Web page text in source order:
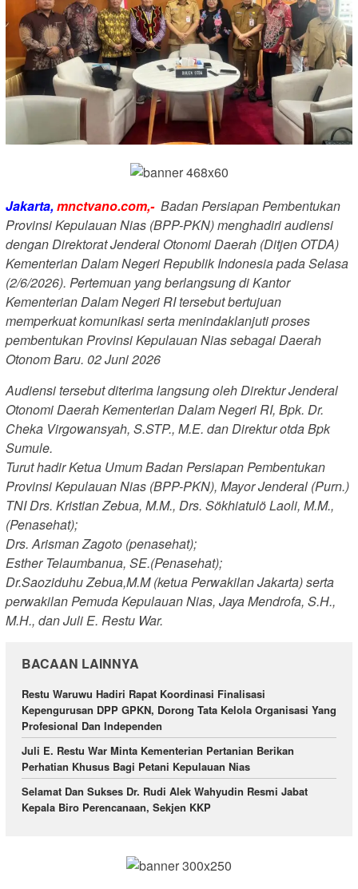
Jakarta,mnctvano.com,- Badan Persiapan Pembentukan
Provinsi Kepulauan Nias (BPP-PKN) menghadiri audiensi
dengan Direktorat Jenderal Otonomi Daerah (Ditjen OTDA)
Kementerian Dalam Negeri Republik Indonesia pada Selasa
(2/6/2026). Pertemuan yang berlangsung di Kantor
Kementerian Dalam Negeri RI tersebut bertujuan
memperkuat komunikasi serta menindaklanjuti proses
pembentukan Provinsi Kepulauan Nias sebagai Daerah
Otonom Baru. 02 Juni 2026
Audiensi tersebut diterima langsung oleh Direktur Jenderal
Otonomi Daerah Kementerian Dalam Negeri RI, Bpk. Dr.
Cheka Virgowansyah, S.STP., M.E. dan Direktur otda Bpk
Sumule.
Turut hadir Ketua Umum Badan Persiapan Pembentukan
Provinsi Kepulauan Nias (BPP-PKN), Mayor Jenderal (Purn.)
TNI Drs. Kristian Zebua, M.M., Drs. Sökhiatulö Laoli, M.M.,
(Penasehat);
Drs. Arisman Zagoto (penasehat);
Esther Telaumbanua, SE.(Penasehat);
Dr.Saoziduhu Zebua,M.M (ketua Perwakilan Jakarta) serta
perwakilan Pemuda Kepulauan Nias, Jaya Mendrofa, S.H.,
M.H., dan Juli E. Restu War.
BACAAN LAINNYA
Restu Waruwu Hadiri Rapat Koordinasi Finalisasi
Kepengurusan DPP GPKN, Dorong Tata Kelola Organisasi Yang
Profesional Dan Independen
Juli E. Restu War Minta Kementerian Pertanian Berikan
Perhatian Khusus Bagi Petani Kepulauan Nias
Selamat Dan Sukses Dr. Rudi Alek Wahyudin Resmi Jabat
Kepala Biro Perencanaan, Sekjen KKP